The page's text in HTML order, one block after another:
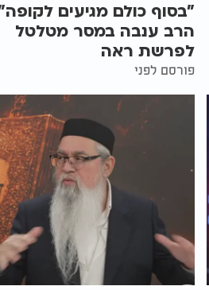
"בסוף כולם מגיעים
הרב ענבה במסר מטלטל
לפרשת ראה
פורסם לפני